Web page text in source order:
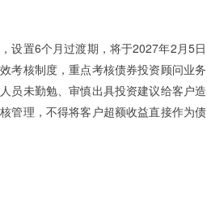
设置6个月过渡期，将于2027年2月5日
考核制度，重点考核债券投资顾问业务
员未勤勉、审慎出具投资建议给客户造
管理，不得将客户超额收益直接作为债